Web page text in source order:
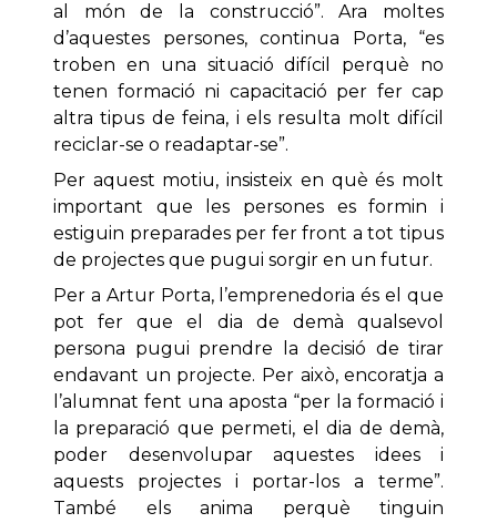
al món de la construcció”. Ara moltes
d’aquestes persones, continua Porta, “es
troben en una situació difícil perquè no
tenen formació ni capacitació per fer cap
altra tipus de feina, i els resulta molt difícil
reciclar-se o readaptar-se”.
Per aquest motiu, insisteix en què és molt
important que les persones es formin i
estiguin preparades per fer front a tot tipus
de projectes que pugui sorgir en un futur.
Per a Artur Porta, l’emprenedoria és el que
pot fer que el dia de demà qualsevol
persona pugui prendre la decisió de tirar
endavant un projecte. Per això, encoratja a
l’alumnat fent una aposta “per la formació i
la preparació que permeti, el dia de demà,
poder desenvolupar aquestes idees i
aquests projectes i portar-los a terme”.
També els anima perquè tinguin